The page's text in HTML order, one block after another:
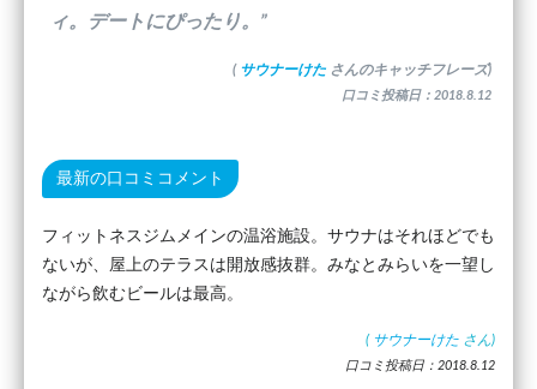
ィ。デートにぴったり。”
( サウナーけた さんのキャッチフレーズ)
口コミ投稿日：2018.8.12
最新の口コミコメント
フィットネスジムメインの温浴施設。サウナはそれほどでも
ないが、屋上のテラスは開放感抜群。みなとみらいを一望し
ながら飲むビールは最高。
( サウナーけた さん)
口コミ投稿日：2018.8.12